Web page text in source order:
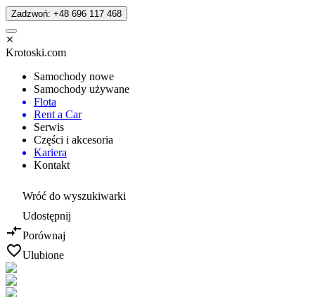
Zadzwoń: +48 696 117 468
Krotoski.com
Samochody nowe
Samochody używane
Flota
Rent a Car
Serwis
Części i akcesoria
Kariera
Kontakt
Wróć do wyszukiwarki
Udostępnij
Porównaj
Ulubione